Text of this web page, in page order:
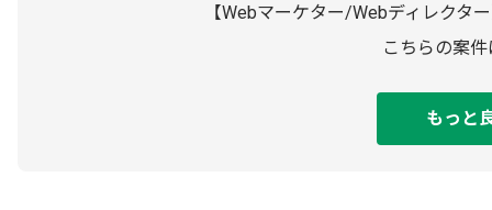
【Webマーケター/Webディレクタ
こちらの案
もっと